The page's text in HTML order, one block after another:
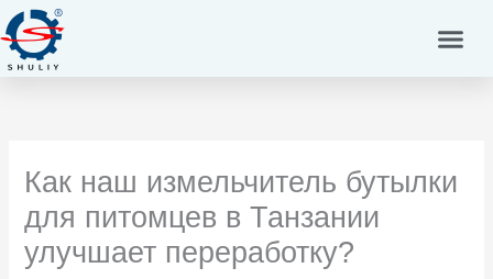
Перейти
к
содержимому
Как наш измельчитель бутылки
для питомцев в Танзании
улучшает переработку?